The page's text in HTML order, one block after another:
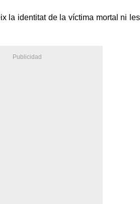
la identitat de la víctima mortal ni les